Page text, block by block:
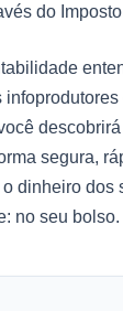
do
segura,
dinheiro dos
no seu bolso.